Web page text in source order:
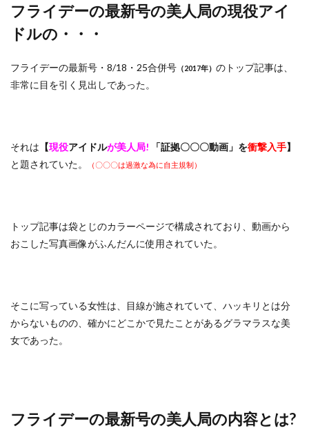
フライデーの最新号の美人局の現役アイ
ドルの・・・
フライデーの最新号・8/18・25合併号 （2017年） のトップ記事は、
非常に目を引く見出しであった。
それは 【現役アイドルが美人局! 「証拠〇〇〇動画」を衝撃入手】
と題されていた。
（〇〇〇は過激な為に自主規制）
トップ記事は袋とじのカラーページで構成されており、動画から
おこした写真画像がふんだんに使用されていた。
そこに写っている女性は、目線が施されていて、ハッキリとは分
からないものの、確かにどこかで見たことがあるグラマラスな美
女であった。
フライデーの最新号の美人局の内容とは?